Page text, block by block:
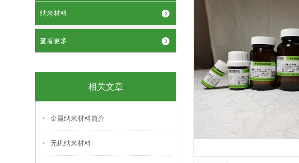
纳米材料
查看更多
相关文章
金属纳米材料简介
无机纳米材料